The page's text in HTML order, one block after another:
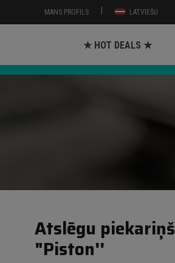
LATVIEŠU
|
MANS PROFILS
★ HOT DEALS ★
Atslēgu piekariņš
"Piston''